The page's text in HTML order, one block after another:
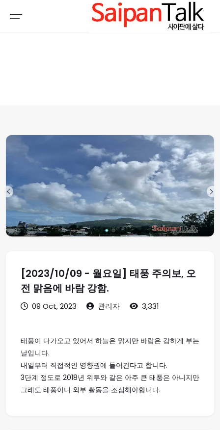
[2023/10/09 - 월요일] 태풍 주의보, 오
전 맑음에 바람 강함.
09 Oct, 2023 관리자 3,331
태풍이 다가오고 있어서 하늘은 맑지만 바람은 강하게 부는
날입니다.
내일부터 직접적인 영향권에 들어간다고 합니다.
3단계 정도로 2018년 위투와 같은 아주 큰 태풍은 아니지만
그래도 태풍이니 외부 활동을 조심해야합니다.
여행정보
생활정보